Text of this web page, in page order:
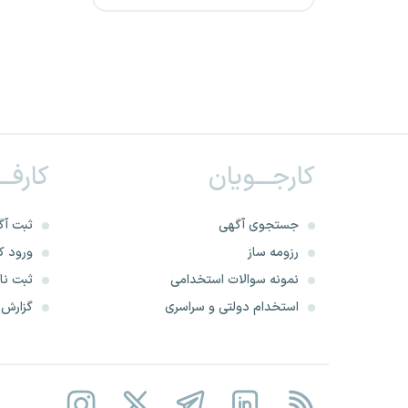
آتش نشانی کرمان
آتش نشانی کرمانشاه
آتش نشانی کهگیلویه وبویر
احمد
آتش نشانی گیلان
کارجـــویان
جستجوی آگهی
رزومه ساز
نمونه سوالات استخدامی
استخدام دولتی و سراسری
ثبت
ورود
ثبت